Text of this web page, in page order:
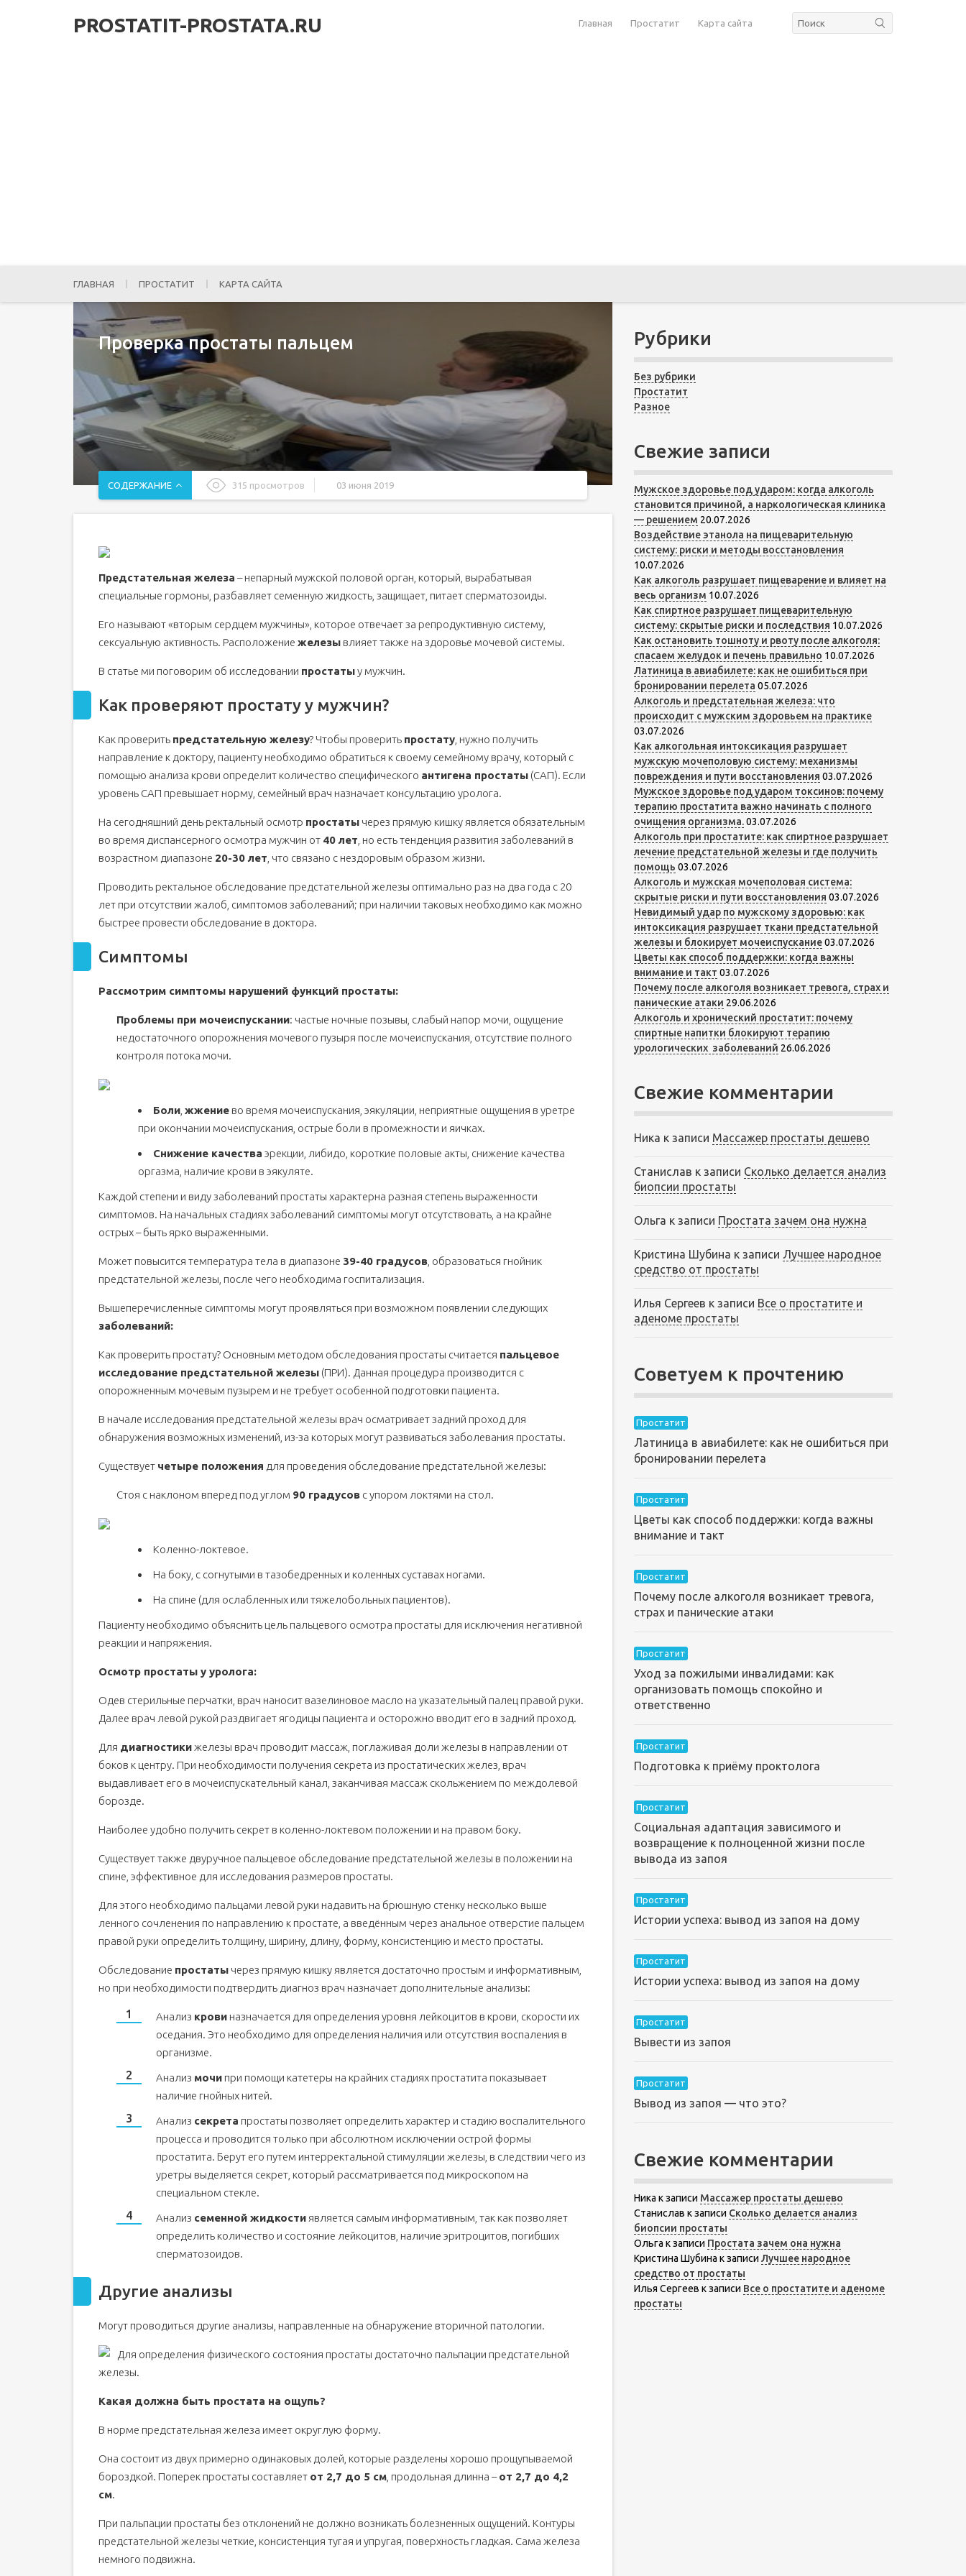
PROSTATIT-PROSTATA.RU Главная Простатит Карта сайта
ГЛАВНАЯ ПРОСТАТИТ КАРТА САЙТА
Проверка простаты пальцем
СОДЕРЖАНИЕ 315 просмотров 03 июня 2019
Другие анализы
Когда стоит проводить самостоятельно обследование
Причины появления простатита
Признаки простатита
Проверка урологом
Визуальный и ректальный способы исследования
Биопсия железы
Показания
Подготовка
Можно ли и как самому проверить простату дома?
Где пройти обследование
Предстательная железа – непарный мужской половой орган, который, вырабатывая
специальные гормоны, разбавляет семенную жидкость, защищает, питает сперматозоиды.
Его называют «вторым сердцем мужчины», которое отвечает за репродуктивную систему,
сексуальную активность. Расположение железы влияет также на здоровье мочевой системы.
В статье ми поговорим об исследовании простатыу мужчин.
Как проверяют простату у мужчин?
Как проверить предстательную железу? Чтобы проверить простату , нужно получить
направление к доктору, пациенту необходимо обратиться к своему семейному врачу, который с
помощью анализа крови определит количество специфического антигена простаты (САП). Если
уровень САП превышает норму, семейный врач назначает консультацию уролога.
На сегодняшний день ректальный осмотр простаты через прямую кишку является обязательным
во время диспансерного осмотра мужчин от 40 лет , но есть тенденция развития заболеваний в
возрастном диапазоне 20-30 лет , что связано с нездоровым образом жизни.
Проводить ректальное обследование предстательной железы оптимально раз на два года с 20
лет при отсутствии жалоб, симптомов заболеваний; при наличии таковых необходимо как можно
быстрее провести обследование в доктора.
Симптомы
Рассмотрим симптомы нарушений функций простаты:
Проблемы при мочеиспускании: частые ночные позывы, слабый напор мочи, ощущение
недостаточного опорожнения мочевого пузыря после мочеиспускания, отсутствие полного
контроля потока мочи.
Боли жжение во время мочеиспускания, эякуляции, неприятные ощущения в уретре
при окончании мочеиспускания, острые боли в промежности и яичках.
Снижение качества эрекции, либидо, короткие половые акты, снижение качества
оргазма, наличие крови в эякуляте.
Каждой степени и виду заболеваний простаты характерна разная степень выраженности
симптомов. На начальных стадиях заболеваний симптомы могут отсутствовать, а на крайне
острых – быть ярко выраженными.
Может повысится температура тела в диапазоне 39-40 градусов , образоваться гнойник
предстательной железы, после чего необходима госпитализация.
Вышеперечисленные симптомы могут проявляться при возможном появлении следующих
заболеваний:
Как проверить простату? Основным методом обследования простаты считается пальцевое
исследование предстательной железы (ПРИ). Данная процедура производится с
опорожненным мочевым пузырем и не требует особенной подготовки пациента.
В начале исследования предстательной железы врач осматривает задний проход для
обнаружения возможных изменений, из-за которых могут развиваться заболевания простаты.
Существует четыре положения для проведения обследование предстательной железы:
Стоя с наклоном вперед под углом 90 градусов с упором локтями на стол.
Коленно-локтевое.
На боку, с согнутыми в тазобедренных и коленных суставах ногами.
На спине (для ослабленных или тяжелобольных пациентов).
Пациенту необходимо объяснить цель пальцевого осмотра простаты для исключения негативной
реакции и напряжения.
Осмотр простаты у уролога:
Одев стерильные перчатки, врач наносит вазелиновое масло на указательный палец правой руки.
Далее врач левой рукой раздвигает ягодицы пациента и осторожно вводит его в задний проход.
Для диагностики железы врач проводит массаж, поглаживая доли железы в направлении от
боков к центру. При необходимости получения секрета из простатических желез, врач
выдавливает его в мочеиспускательный канал, заканчивая массаж скольжением по междолевой
борозде.
Наиболее удобно получить секрет в коленно-локтевом положении и на правом боку.
Существует также двуручное пальцевое обследование предстательной железы в положении на
спине, эффективное для исследования размеров простаты.
Для этого необходимо пальцами левой руки надавить на брюшную стенку несколько выше
ленного сочленения по направлению к простате, а введённым через анальное отверстие пальцем
правой руки определить толщину, ширину, длину, форму, консистенцию и место простаты.
Обследование простаты через прямую кишку является достаточно простым и информативным,
но при необходимости подтвердить диагноз врач назначает дополнительные анализы:
Анализ крови назначается для определения уровня лейкоцитов в крови, скорости их
оседания. Это необходимо для определения наличия или отсутствия воспаления в
организме.
Анализ мочи при помощи катетеры на крайних стадиях простатита показывает
наличие гнойных нитей.
Анализ секрета простаты позволяет определить характер и стадию воспалительного
процесса и проводится только при абсолютном исключении острой формы
простатита. Берут его путем интерректальной стимуляции железы, в следствии чего из
уретры выделяется секрет, который рассматривается под микроскопом на
специальном стекле.
Анализ семенной жидкости является самым информативным, так как позволяет
определить количество и состояние лейкоцитов, наличие эритроцитов, погибших
сперматозоидов.
Другие анализы
Могут проводиться другие анализы, направленные на обнаружение вторичной патологии.
Для определения физического состояния простаты достаточно пальпации предстательной
железы.
Какая должна быть простата на ощупь?
В норме предстательная железа имеет округлую форму.
Она состоит из двух примерно одинаковых долей, которые разделены хорошо прощупываемой
бороздкой. Поперек простаты составляет от 2,7 до 5 см , продольная длинна –от 2,7 до 4,2
см.
При пальпации простаты без отклонений не должно возникать болезненных ощущений. Контуры
предстательной железы четкие, консистенция тугая и упругая, поверхность гладкая. Сама железа
немного подвижна.
Рубрики
Без рубрики
Простатит
Разное
Свежие записи
Мужское здоровье под ударом: когда алкоголь
становится причиной, а наркологическая клиника
— решением 20.07.2026
Воздействие этанола на пищеварительную
систему: риски и методы восстановления
10.07.2026
Как алкоголь разрушает пищеварение и влияет на
весь организм 10.07.2026
Как спиртное разрушает пищеварительную
систему: скрытые риски и последствия 10.07.2026
Как остановить тошноту и рвоту после алкоголя:
спасаем желудок и печень правильно 10.07.2026
Латиница в авиабилете: как не ошибиться при
бронировании перелета 05.07.2026
Алкоголь и предстательная железа: что
происходит с мужским здоровьем на практике
03.07.2026
Как алкогольная интоксикация разрушает
мужскую мочеполовую систему: механизмы
повреждения и пути восстановления 03.07.2026
Мужское здоровье под ударом токсинов: почему
терапию простатита важно начинать с полного
очищения организма.03.07.2026
Алкоголь при простатите: как спиртное разрушает
лечение предстательной железы и где получить
помощь 03.07.2026
Алкоголь и мужская мочеполовая система:
скрытые риски и пути восстановления 03.07.2026
Невидимый удар по мужскому здоровью: как
интоксикация разрушает ткани предстательной
железы и блокирует мочеиспускание03.07.2026
Цветы как способ поддержки: когда важны
внимание и такт 03.07.2026
Почему после алкоголя возникает тревога, страх и
панические атаки 29.06.2026
Алкоголь и хронический простатит: почему
спиртные напитки блокируют терапию
урологических заболеваний 26.06.2026
Свежие комментарии
Ника к записи Массажер простаты дешево
Станислав к записи Сколько делается анализ
биопсии простаты
Ольга к записи Простата зачем она нужна
Кристина Шубина к записи Лучшее народное
средство от простаты
Илья Сергеев к записи Все о простатите и
аденоме простаты
Советуем к прочтению
Простатит
Латиница в авиабилете: как не ошибиться при
бронировании перелета
Простатит
Цветы как способ поддержки: когда важны
внимание и такт
Простатит
Почему после алкоголя возникает тревога,
страх и панические атаки
Простатит
Уход за пожилыми инвалидами: как
организовать помощь спокойно и
ответственно
Простатит
Подготовка к приёму проктолога
Простатит
Социальная адаптация зависимого и
возвращение к полноценной жизни после
вывода из запоя
Простатит
Истории успеха: вывод из запоя на дому
Простатит
Истории успеха: вывод из запоя на дому
Простатит
Вывести из запоя
Простатит
Вывод из запоя — что это?
Свежие комментарии
Ника к записи Массажер простаты дешево
Станислав к записи Сколько делается анализ
биопсии простаты
Ольга к записи Простата зачем она нужна
Кристина Шубина к записи Лучшее народное
средство от простаты
Илья Сергеев к записи Все о простатите и аденоме
простаты